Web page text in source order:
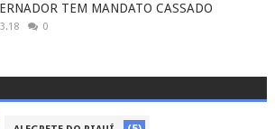
TEM MANDATO CASSADO
0